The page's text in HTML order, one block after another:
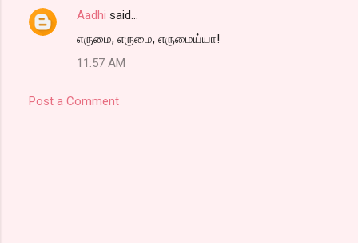
Aadhi said…
எருமை, எருமை, எருமைய்யா!
11:57 AM
Post a Comment